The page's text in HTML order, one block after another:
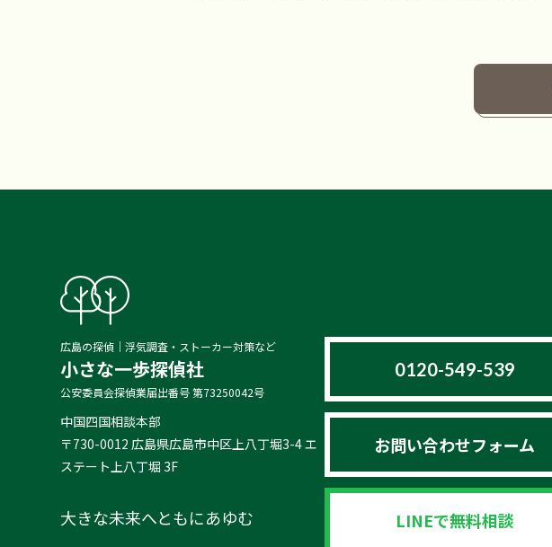
広島の探偵｜浮気調査・ストーカー対策など
小さな一歩探偵社
公安委員会探偵業届出番号 第73250042号
中国四国相談本部
〒730-0012 広島県広島市中区上八丁堀3-4 エ
ステート上八丁堀 3F
大きな未来へともにあゆむ
0120-549-539
お問い合わせフォーム
LINEで無料相談